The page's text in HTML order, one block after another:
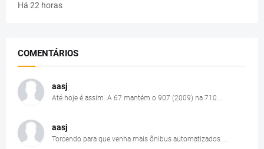
Há 22 horas
COMENTÁRIOS
aasj
Até hoje é assim. A 67 mantém o 907 (2009) na 710....
aasj
Torcendo para que venha mais ônibus automatizados ...